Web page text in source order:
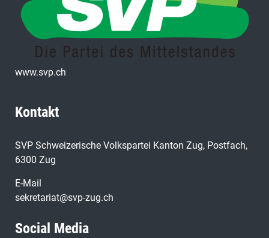
www.svp.ch
Kontakt
SVP Schweizerische Volkspartei Kanton Zug, Postfach,
6300 Zug
E-Mail
sekretariat@svp-zug.ch
Social Media